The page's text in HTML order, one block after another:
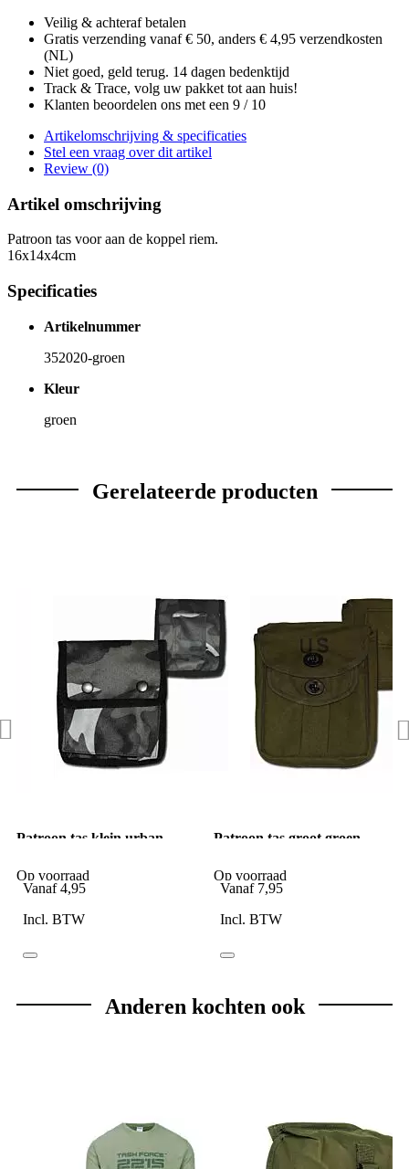
Veilig & achteraf betalen
Gratis verzending vanaf € 50, anders € 4,95 verzendkosten
(NL)
Niet goed, geld terug. 14 dagen bedenktijd
Track & Trace, volg uw pakket tot aan huis!
Klanten beoordelen ons met een 9 / 10
Artikelomschrijving & specificaties
Stel een vraag over dit artikel
Review (0)
Artikel omschrijving
Patroon tas voor aan de koppel riem.
16x14x4cm
Specificaties
Artikelnummer
352020-groen
Kleur
groen
Gerelateerde producten
Patroon tas klein urban
Op voorraad
Vanaf 4,95
Incl. BTW
Patroon tas groot groen
Op voorraad
Vanaf 7,95
Incl. BTW
Anderen kochten ook